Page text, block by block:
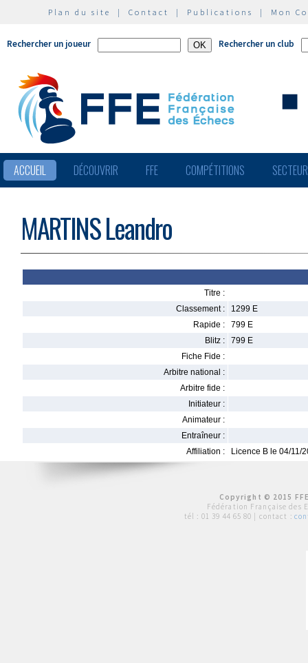
Plan du site | Contact | Publications | Mon
Rechercher un joueur Rechercher un club
ACCUEIL DÉCOUVRIR FFE COMPÉTITIONS
MARTINS Leandro
Titre :
Classement :
1299 E
Rapide :
799 E
Blitz :
799 E
Fiche Fide :
Arbitre national :
Arbitre fide :
Initiateur :
Animateur :
Entraîneur :
Affiliation :
Licence B le 04/11/
Copyright © 2015
Fédération Française des
tél : 01 39 44 65 80 | contact :